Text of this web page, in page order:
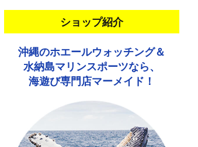
ショップ紹介
沖縄のホエールウォッチング＆
水納島マリンスポーツなら、
海遊び専門店マーメイド！